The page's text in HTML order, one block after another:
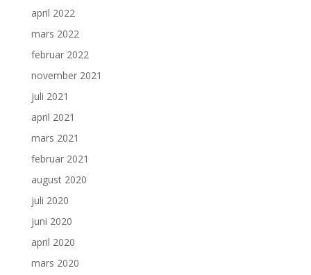
april 2022
mars 2022
februar 2022
november 2021
juli 2021
april 2021
mars 2021
februar 2021
august 2020
juli 2020
juni 2020
april 2020
mars 2020